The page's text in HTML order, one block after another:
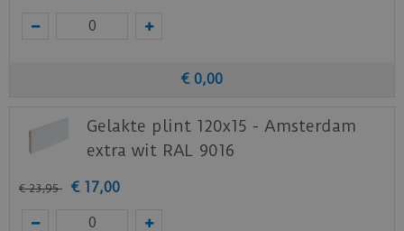
€ 0,00
Gelakte plint 120x15 - Amsterdam
extra wit RAL 9016
€ 23,95 € 17,00